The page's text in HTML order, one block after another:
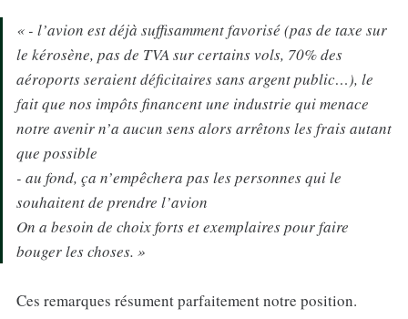
« - l’avion est déjà suffisamment favorisé (pas de taxe sur
le kérosène, pas de TVA sur certains vols, 70% des
aéroports seraient déficitaires sans argent public…), le
fait que nos impôts financent une industrie qui menace
notre avenir n’a aucun sens alors arrêtons les frais autant
que possible
- au fond, ça n’empêchera pas les personnes qui le
souhaitent de prendre l’avion
On a besoin de choix forts et exemplaires pour faire
bouger les choses. »
Ces remarques résument parfaitement notre position.